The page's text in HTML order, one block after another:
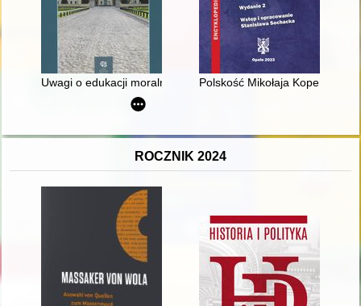
Uwagi o edukacji moralnej synów szlacheckich w XVI-
Polskość Mikołaja Kopernika z
ROCZNIK 2024